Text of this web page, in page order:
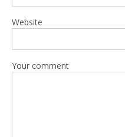
Website
Your comment